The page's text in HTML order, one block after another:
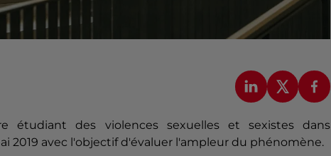
étudiant des violences sexuelles et sexistes dans
2019 avec l'objectif d'évaluer l'ampleur du phénomène.